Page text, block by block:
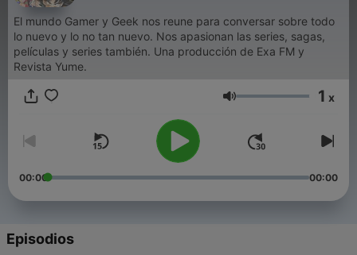
El mundo Gamer y Geek nos reune para conversar sobre todo
lo nuevo y lo no tan nuevo. Nos apasionan las series, sagas,
películas y series también. Una producción de Exa FM y
Revista Yume.
Volumen 1 x
00:00 00:00
Episodios